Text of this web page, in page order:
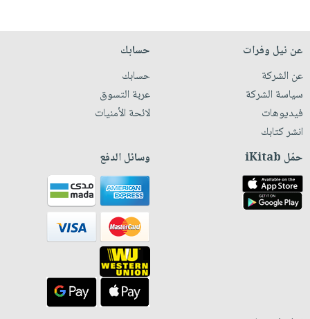
عن نيل وفرات
عن الشركة
سياسة الشركة
فيديوهات
انشر كتابك
حسابك
حسابك
عربة التسوق
لائحة الأمنيات
حمّل iKitab وسائل الدفع